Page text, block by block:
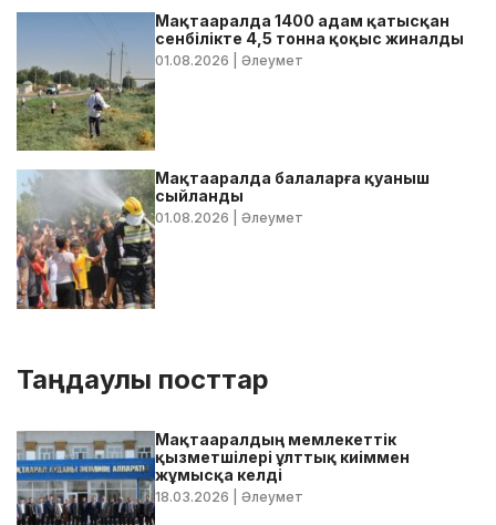
Мақтааралда 1400 адам қатысқан
сенбілікте 4,5 тонна қоқыс жиналды
01.08.2026 | Әлеумет
Мақтааралда балаларға қуаныш
сыйланды
01.08.2026 | Әлеумет
Таңдаулы посттар
Мақтааралдың мемлекеттік
қызметшілері ұлттық киіммен
жұмысқа келді
18.03.2026 | Әлеумет